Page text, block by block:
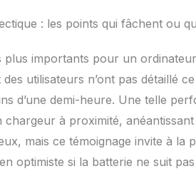
: les points qui fâchent ou
plus importants pour un
utilisateurs n’ont pas détaillé
d’une demi-heure. Une telle
à proximité, anéantissant
mais ce témoignage invite à
optimiste si la batterie ne suit